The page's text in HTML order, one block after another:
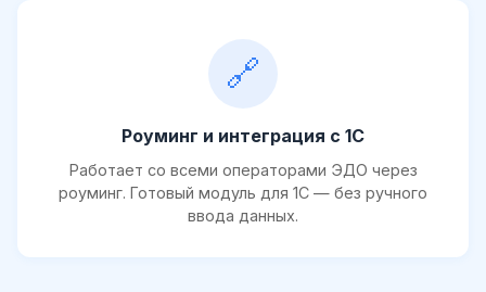
🔗
Роуминг и интеграция с 1С
Работает со всеми операторами ЭДО через
роуминг. Готовый модуль для 1С — без ручного
ввода данных.